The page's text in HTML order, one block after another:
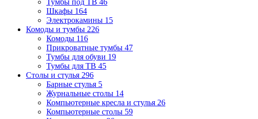
Тумбы под ТВ 46
Шкафы 164
Электрокамины 15
Комоды и тумбы 226
Комоды 116
Прикроватные тумбы 47
Тумбы для обуви 19
Тумбы для ТВ 45
Столы и стулья 296
Барные стулья 5
Журнальные столы 14
Компьютерные кресла и стулья 26
Компьютерные столы 59